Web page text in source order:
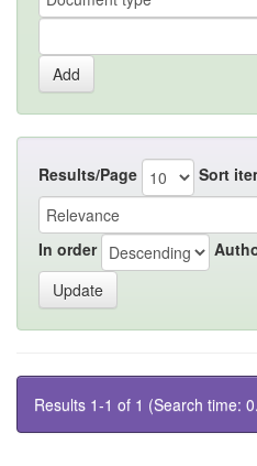
Results/Page Sort
In order
Results 1-1 of 1 (Search time: